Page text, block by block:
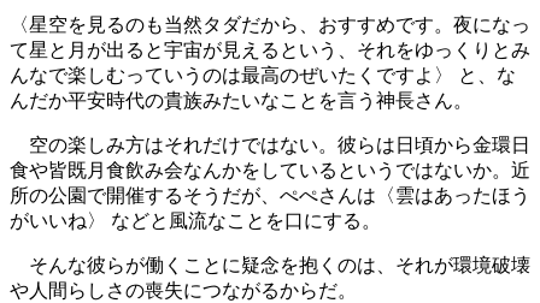
〈星空を見るのも当然タダだから、おすすめです。夜になっ
て星と月が出ると宇宙が見えるという、それをゆっくりとみ
んなで楽しむっていうのは最高のぜいたくですよ〉 と、な
んだか平安時代の貴族みたいなことを言う神長さん。
空の楽しみ方はそれだけではない。彼らは日頃から金環日
食や皆既月食飲み会なんかをしているというではないか。近
所の公園で開催するそうだが、ぺぺさんは〈雲はあったほう
がいいね〉 などと風流なことを口にする。
そんな彼らが働くことに疑念を抱くのは、それが環境破壊
や人間らしさの喪失につながるからだ。